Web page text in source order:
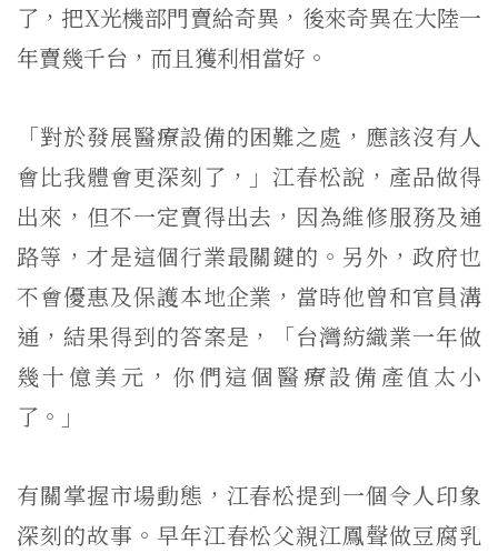
了，把X光機部門賣給奇異，後來奇異在大陸一
年賣幾千台，而且獲利相當好。
「對於發展醫療設備的困難之處，應該沒有人
會比我體會更深刻了，」江春松說，產品做得
出來，但不一定賣得出去，因為維修服務及通
路等，才是這個行業最關鍵的。另外，政府也
不會優惠及保護本地企業，當時他曾和官員溝
通，結果得到的答案是，「台灣紡織業一年做
幾十億美元，你們這個醫療設備產值太小
了。」
有關掌握市場動態，江春松提到一個令人印象
深刻的故事。早年江春松父親江鳳聲做豆腐乳